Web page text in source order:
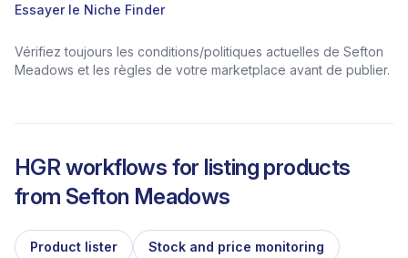
Essayer le Niche Finder
Vérifiez toujours les conditions/politiques actuelles de Sefton
Meadows et les règles de votre marketplace avant de publier.
HGR workflows for listing products
from Sefton Meadows
Product lister Stock and price monitoring